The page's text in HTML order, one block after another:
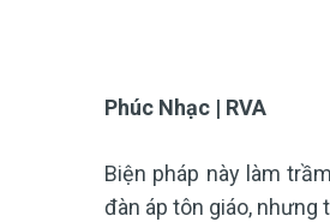
Phúc Nhạc | RVA
Biện pháp này làm
đàn áp tôn giáo, nhưng